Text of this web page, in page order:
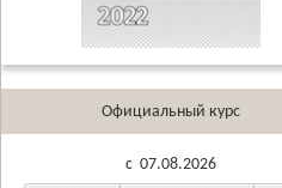
Официальный курс
c 07.08.2026